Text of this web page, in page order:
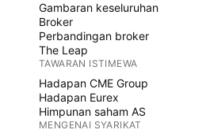
Gambaran keseluruhan
Broker
Perbandingan broker
The Leap
TAWARAN ISTIMEWA
Hadapan CME Group
Hadapan Eurex
Himpunan saham AS
MENGENAI SYARIKAT